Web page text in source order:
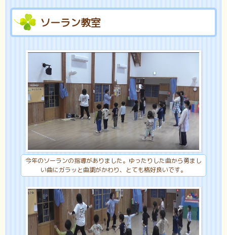
ソーラン教室
今年のソーランの指導がありました。ゆったりした曲から勇まし
い曲にガラッと曲調がかわり、とても格好良いです。